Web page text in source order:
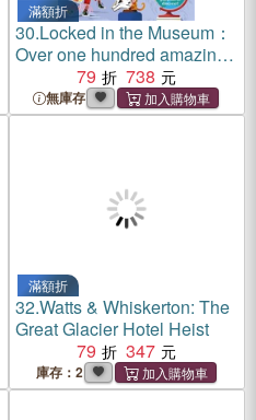
滿額折
30.Locked in the Museum：
Over one hundred amazing
artefacts in one magical
adventure
79 738
無庫存
滿額折
32.Watts & Whiskerton: The
Great Glacier Hotel Heist
79
347
庫存：2